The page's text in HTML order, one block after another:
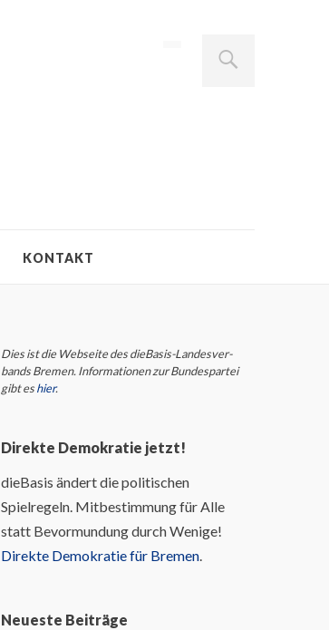
KONTAKT
Dies ist die Webseite des dieBasis-Landes­ver­
bands Bremen. Infor­ma­tio­nen zur Bun­des­partei
gibt eshier.
Direkte Demokratie jetzt!
dieBasis ändert die politischen
Spielregeln. Mitbestimmung für Alle
statt Bevormundung durch Wenige!
Direkte Demokratie für Bremen.
Neueste Beiträge